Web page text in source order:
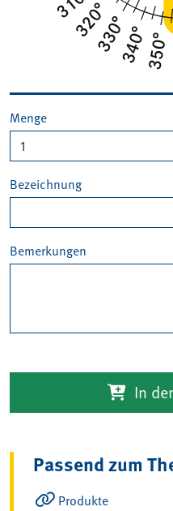
Menge
Bezeichnung
Bemerkungen
In
Passend zum
Produkte